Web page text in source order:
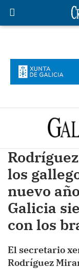
los
nuevo
Galicia
con los
El secretario
Rodríguez